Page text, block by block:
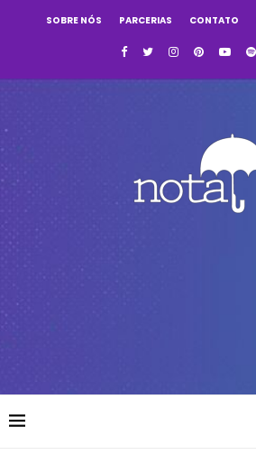
SOBRE NÓS PARCERIAS CONTATO